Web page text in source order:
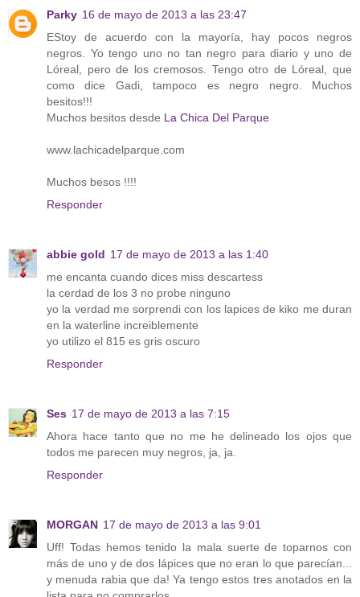
Parky 16 de mayo de 2013 a las 23:47
EStoy de acuerdo con la mayoría, hay pocos negros
negros. Yo tengo uno no tan negro para diario y uno de
Lóreal, pero de los cremosos. Tengo otro de Lóreal, que
como dice Gadi, tampoco es negro negro. Muchos
besitos!!!
Muchos besitos desde La Chica Del Parque
www.lachicadelparque.com
Muchos besos !!!!
Responder
abbie gold 17 de mayo de 2013 a las 1:40
me encanta cuando dices miss descartess
la cerdad de los 3 no probe ninguno
yo la verdad me sorprendi con los lapices de kiko me duran
en la waterline increiblemente
yo utilizo el 815 es gris oscuro
Responder
Ses 17 de mayo de 2013 a las 7:15
Ahora hace tanto que no me he delineado los ojos que
todos me parecen muy negros, ja, ja.
Responder
MORGAN 17 de mayo de 2013 a las 9:01
Uff! Todas hemos tenido la mala suerte de toparnos con
más de uno y de dos lápices que no eran lo que parecían...
y menuda rabia que da! Ya tengo estos tres anotados en la